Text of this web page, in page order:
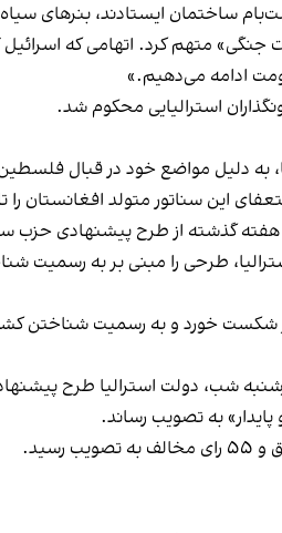
ایستادند، بنرهای سیاه
جنگی» متهم کرد. اتهامی که اسرائیل
ادامه می‌دهیم.»
استرالیایی محکوم شد.
دلیل مواضع خود در قبال
این سناتور متولد افغانستان را
گذشته از طرح پیشنهادی حزب
شکست خورد و به رسمیت شناختن
شب، دولت استرالیا طرح
به تصویب رساند.